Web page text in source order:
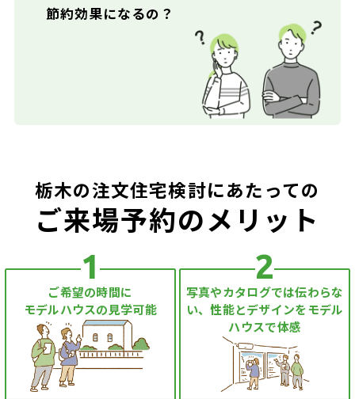
節約効果になるの？
栃木の注文住宅検討にあたっての
ご来場予約のメリット
1
ご希望の時間に
モデルハウスの見学可能
2
写真やカタログでは伝わらな
い、性能とデザインをモデル
ハウスで体感